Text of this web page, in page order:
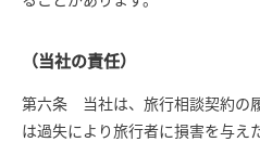
（当社の責任）
第六条 当社は、旅行相談契約の
は過失により旅行者に損害を与え